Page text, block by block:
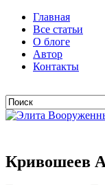
Главная
Все статьи
О блоге
Автор
Контакты
Кривошеев